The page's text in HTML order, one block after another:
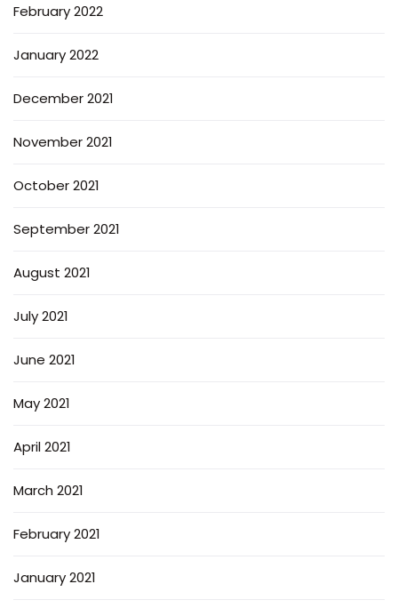
February 2022
January 2022
December 2021
November 2021
October 2021
September 2021
August 2021
July 2021
June 2021
May 2021
April 2021
March 2021
February 2021
January 2021